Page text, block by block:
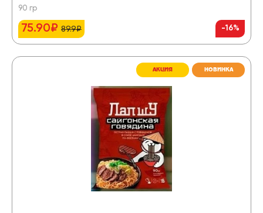
90 гр
75.90₽ 89.9₽ -16%
АКЦИЯ НОВИНКА